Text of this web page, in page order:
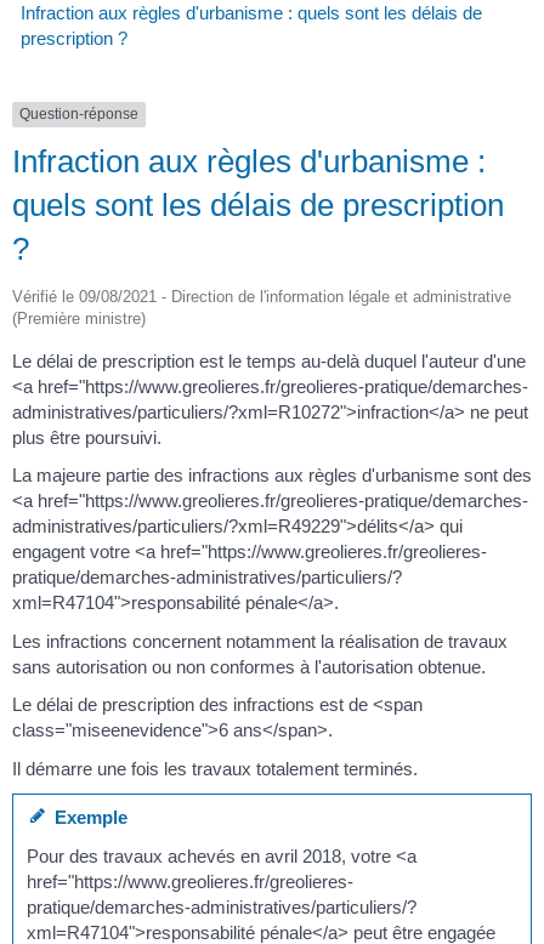
Infraction aux règles d'urbanisme : quels sont les délais de
prescription ?
Question-réponse
Infraction aux règles d'urbanisme :
quels sont les délais de prescription
?
Vérifié le 09/08/2021 - Direction de l'information légale et administrative
(Première ministre)
Le délai de prescription est le temps au-delà duquel l'auteur d'une
<a href="https://www.greolieres.fr/greolieres-pratique/demarches-
administratives/particuliers/?xml=R10272">infraction</a> ne peut
plus être poursuivi.
La majeure partie des infractions aux règles d'urbanisme sont des
<a href="https://www.greolieres.fr/greolieres-pratique/demarches-
administratives/particuliers/?xml=R49229">délits</a> qui
engagent votre <a href="https://www.greolieres.fr/greolieres-
pratique/demarches-administratives/particuliers/?
xml=R47104">responsabilité pénale</a>.
Les infractions concernent notamment la réalisation de travaux
sans autorisation ou non conformes à l'autorisation obtenue.
Le délai de prescription des infractions est de <span
class="miseenevidence">6 ans</span>.
Il démarre une fois les travaux totalement terminés.
Exemple
Pour des travaux achevés en avril 2018, votre <a
href="https://www.greolieres.fr/greolieres-
pratique/demarches-administratives/particuliers/?
xml=R47104">responsabilité pénale</a> peut être engagée